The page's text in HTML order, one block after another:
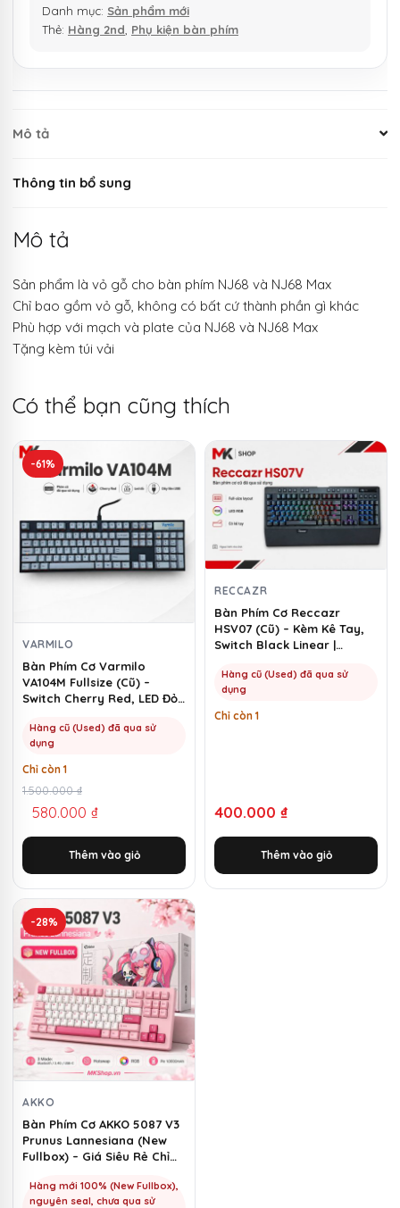
Danh mục: Sản phẩm mới
Thẻ: Hàng 2nd Phụ kiện bàn phím
Mô tả
Thông tin bổ sung
Mô tả
Sản phẩm là vỏ gỗ cho bàn phím NJ68 và NJ68 Max
Chỉ bao gồm vỏ gỗ, không có bất cứ thành phần gì khác
Phù hợp với mạch và plate của NJ68 và NJ68 Max
Tặng kèm túi vải
Có thể bạn cũng thích
-61%
VARMILO
Bàn Phím Cơ Varmilo
VA104M Fullsize (Cũ) –
Switch Cherry Red, LED Đỏ |
Hàng cũ (Used) đã qua sử
dụng
Chỉ còn 1
1.500.000₫
Giá
gốc
là:
1.500.000 ₫.
580.000 ₫
Giá
hiện
tại
là:
580.000 ₫.
Thêm vào giỏ
RECCAZR
Bàn Phím Cơ Reccazr
HSV07 (Cũ) – Kèm Kê Tay,
Switch Black Linear |
Hàng cũ (Used) đã qua sử
dụng
Chỉ còn 1
400.000 ₫
Thêm vào giỏ
-28%
AKKO
Bàn Phím Cơ AKKO 5087 V3
Prunus Lannesiana (New
Fullbox) – Giá Siêu Rẻ Chỉ
Hàng mới 100% (New Fullbox),
nguyên seal, chưa qua sử